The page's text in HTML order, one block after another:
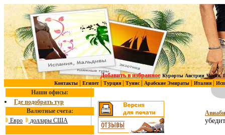
Добавить в избранное Курорты Австрии Чехия,
Контакты
Египет| Турция| Тунис| Арабские Эмираты| Италия|
Наши офисы:
Где подобрать тур
Валютные счета:
Евро
доллары США